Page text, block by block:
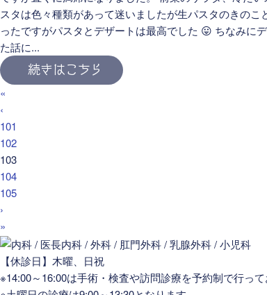
スタは色々種類があって迷いましたが生パスタのきの
ったですがパスタとデザートは最高でした 😛 ちなみに
た話に...
続きはこちら
«
‹
101
102
103
104
105
›
»
【休診日】木曜、日祝
※14:00～16:00は手術・検査や訪問診療を予約制で行って